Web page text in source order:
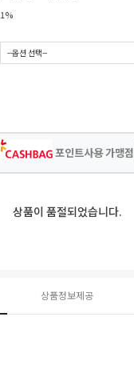
1%
포인트사용 가맹점
상품이 품절되었습니다.
상품정보제공